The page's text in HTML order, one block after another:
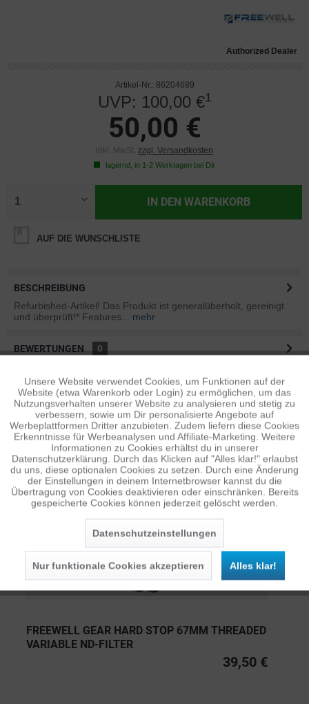
Authorized Dealer
Artikel-Nr.: 86204689
UVP: 100,00 €1
50,00 €
inkl. MwSt. zzgl. Versandkosten
lagernd, in 1-2 Werktagen bei Dir
IN DEN WARENKORB
AUF DIE WUNSCHLISTE
BESCHREIBUNG
Refurbished-Artikel! Das Produkt ist generalüberholt, gereinigt
und überprüft!* Features...
mehr
BEWERTUNGEN
0
ÄHNLICHE ARTIKEL
Diese Artikel sind dem Produkt ähnlich ...mehr
Persönliche Empfehlungen
FREEWELL GEAR HARD STOP 67MM THREADED
VARIABLE ND-FILTER
39,50 €
Funktionale Aktiv
Tracking Inaktiv
Personalisierung Inaktiv
Service Inaktiv
Unsere Website verwendet Cookies, um Funktionen auf der
Website (etwa Warenkorb oder Login) zu ermöglichen, um das
Nutzungsverhalten unserer Website zu analysieren und stetig zu
verbessern, sowie um Dir personalisierte Angebote auf
Werbeplattformen Dritter anzubieten. Zudem liefern diese Cookies
Erkenntnisse für Werbeanalysen und Affiliate-Marketing. Weitere
Informationen zu Cookies erhältst du in unserer
Datenschutzerklärung. Durch das Klicken auf "Alles klar!" erlaubst
du uns, diese optionalen Cookies zu setzen. Durch eine Änderung
der Einstellungen in deinem Internetbrowser kannst du die
Übertragung von Cookies deaktivieren oder einschränken. Bereits
gespeicherte Cookies können jederzeit gelöscht werden.
Datenschutzeinstellungen
Nur funktionale Cookies akzeptieren Alles klar!